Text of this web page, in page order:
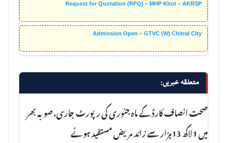
Request for Quotation (RFQ) – MHP Khot – AKRSP
Admission Open – GTVC (W) Chitral City
متعلقہ خبریں:
صحت انصاف کارڈ کے ماہ جنوری کی رپورٹ جاری، صوبہ بھر
میں 1لاکھ 13ہزار سے زائد مریض مستفید ہوئے